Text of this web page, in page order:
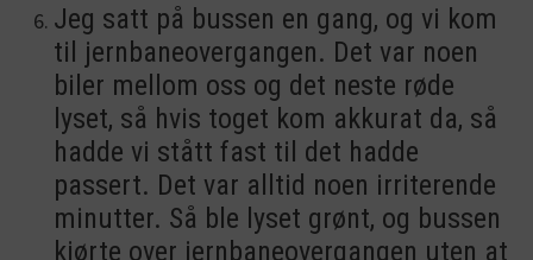
Jeg satt på bussen en gang, og vi kom
til jernbaneovergangen. Det var noen
biler mellom oss og det neste røde
lyset, så hvis toget kom akkurat da, så
hadde vi stått fast til det hadde
passert. Det var alltid noen irriterende
minutter. Så ble lyset grønt, og bussen
kjørte over jernbaneovergangen uten at